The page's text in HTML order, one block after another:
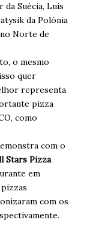
Suécia, Luis
da Polónia
no Norte de
o mesmo
quer
representa
pizza
como
com o
Stars Pizza
em
com os